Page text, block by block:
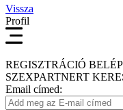
Vissza
Profil
REGISZTRÁCIÓ
SZEXPARTNERT
Email címed: